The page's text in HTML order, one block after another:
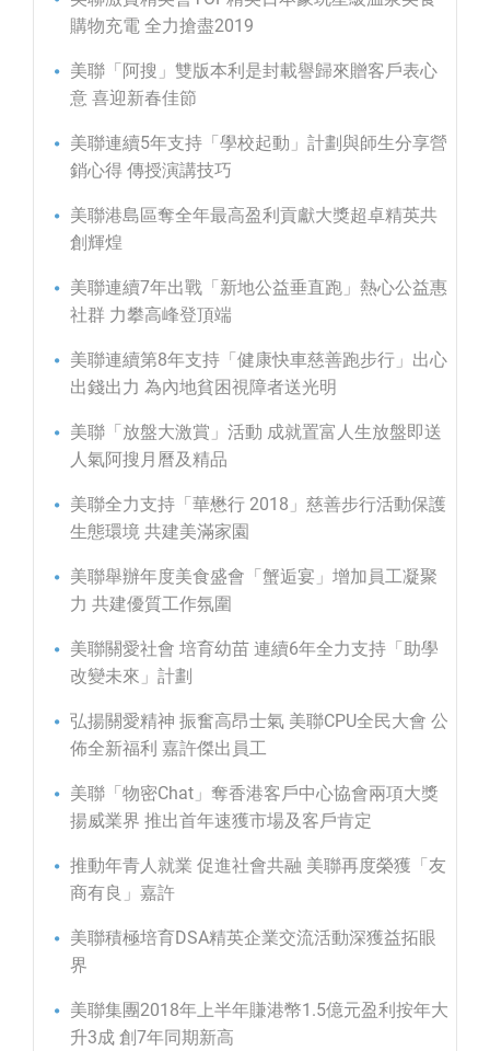
購物充電 全力搶盡2019
美聯「阿搜」雙版本利是封載譽歸來贈客戶表心
意 喜迎新春佳節
美聯連續5年支持「學校起動」計劃與師生分享營
銷心得 傳授演講技巧
美聯港島區奪全年最高盈利貢獻大獎超卓精英共
創輝煌
美聯連續7年出戰「新地公益垂直跑」熱心公益惠
社群 力攀高峰登頂端
美聯連續第8年支持「健康快車慈善跑步行」出心
出錢出力 為內地貧困視障者送光明
美聯「放盤大激賞」活動 成就置富人生放盤即送
人氣阿搜月曆及精品
美聯全力支持「華懋行 2018」慈善步行活動保護
生態環境 共建美滿家園
美聯舉辦年度美食盛會「蟹逅宴」增加員工凝聚
力 共建優質工作氛圍
美聯關愛社會 培育幼苗 連續6年全力支持「助學
改變未來」計劃
弘揚關愛精神 振奮高昂士氣 美聯CPU全民大會 公
佈全新福利 嘉許傑出員工
美聯「物密Chat」奪香港客戶中心協會兩項大獎
揚威業界 推出首年速獲市場及客戶肯定
推動年青人就業 促進社會共融 美聯再度榮獲「友
商有良」嘉許
美聯積極培育DSA精英企業交流活動深獲益拓眼
界
美聯集團2018年上半年賺港幣1.5億元盈利按年大
升3成 創7年同期新高